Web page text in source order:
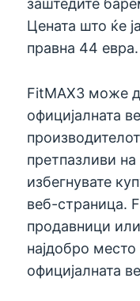
заштедите
Цената што ќе
правна 44 евра.
FitMAX3 може
официјалната
претпазливи
избегнувате
веб-страница.
продавници
најдобро
официјалната